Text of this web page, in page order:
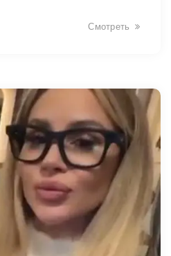
Смотреть